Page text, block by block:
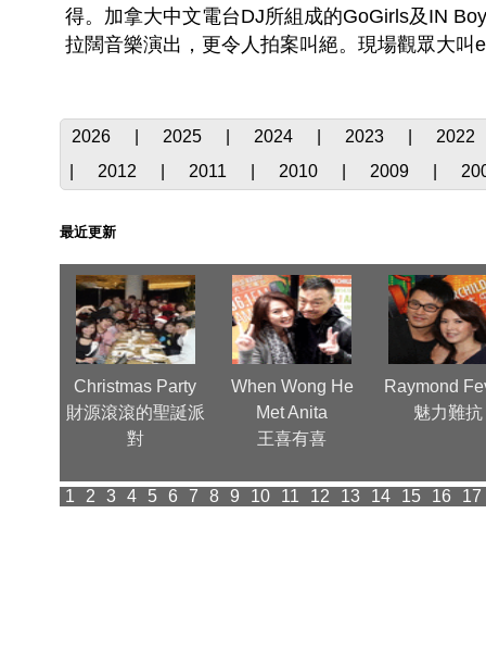
得。加拿大中文電台DJ所組成的GoGirls及IN
拉闊音樂演出，更令人拍案叫絕。現場觀眾大
2026 2025 2024 2023
2022
2012 2011 2010 2009
最近更新
Christmas Party
財源滾滾的聖誕派
對
When Wong He
Met Anita
王喜有喜
Raymond
魅力難抗
1 2 3 4 5 6 7 8 9 10 11 12 13 14 15 16 17